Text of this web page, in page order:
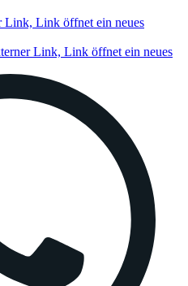
Link, Link öffnet ein neues
Link, Link öffnet ein neues